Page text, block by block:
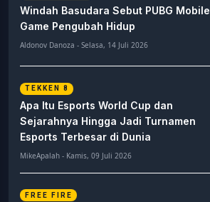
Windah Basudara Sebut PUBG Mobile
Game Pengubah Hidup
Aldonov Danoza - Selasa, 14 Juli 2026
TEKKEN 8
Apa Itu Esports World Cup dan
Sejarahnya Hingga Jadi Turnamen
Esports Terbesar di Dunia
MikeApalah - Kamis, 09 Juli 2026
FREE FIRE